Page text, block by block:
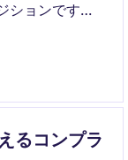
ションです。
いただきま
るコンプラ